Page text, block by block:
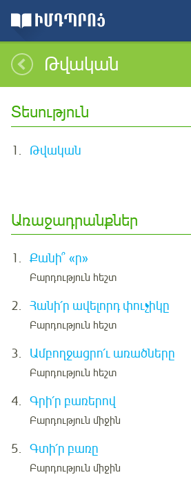
Թվական
Տեսություն
1. Թվական
Առաջադրանքներ
1. Քանի՞ «ր»
Բարդություն հեշտ
2. Հանի՛ր ավելորդ փուչիկը
Բարդություն հեշտ
3. Ամբողջացրո՛ւ առածները
Բարդություն հեշտ
4. Գրի՛ր բառերով
Բարդություն միջին
5. Գտի՛ր բառը
Բարդություն միջին